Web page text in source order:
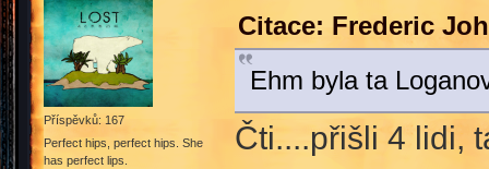
Příspěvků: 167
Perfect hips, perfect hips. She
has perfect lips.
Citace: Frederic
Ehm byla ta
Čti....přišli 4 lidi,